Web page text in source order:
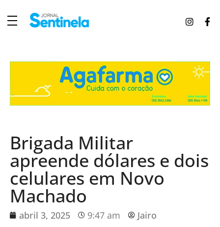
Brigada Militar
apreende dólares e dois
celulares em Novo
Machado
abril 3, 2025 9:47 am Jairo